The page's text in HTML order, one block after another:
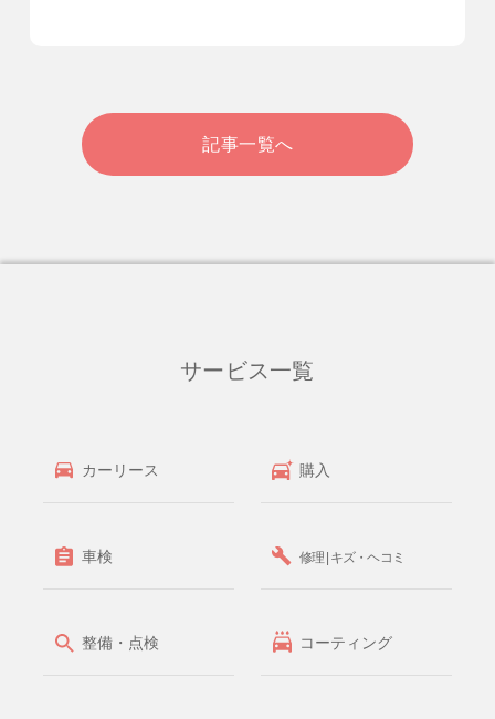
記事一覧へ
サービス一覧
カーリース 購入
車検 修理 | キズ・ヘコミ
整備・点検 コーティング